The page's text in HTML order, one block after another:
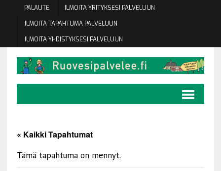
PALAUTE
ILMOITA YRITYKSESI PALVELUUN
ILMOITA TAPAHTUMA PALVELUUN
ILMOITA YHDISTYKSESI PALVELUUN
« Kaikki Tapahtumat
Tämä tapahtuma on mennyt.